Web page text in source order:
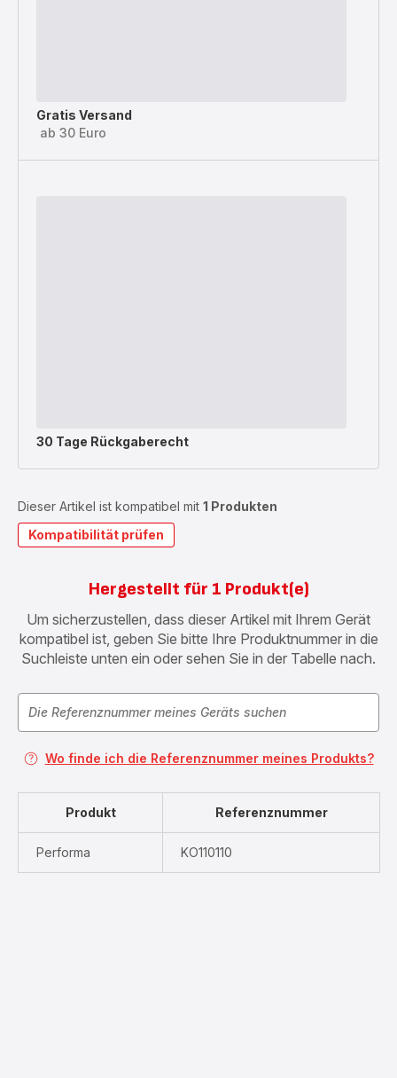
Gratis Versand
ab 30 Euro
30 Tage Rückgaberecht
Dieser Artikel ist kompatibel mit 1 Produkten
Kompatibilität prüfen
Hergestellt für 1 Produkt(e)
Um sicherzustellen, dass dieser Artikel mit Ihrem Gerät
kompatibel ist, geben Sie bitte Ihre Produktnummer in die
Suchleiste unten ein oder sehen Sie in der Tabelle nach.
Wo finde ich die Referenznummer meines Produkts?
Produkt Referenznummer
Performa KO110110